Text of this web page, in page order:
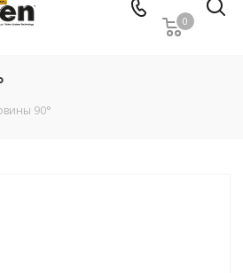
0
90°